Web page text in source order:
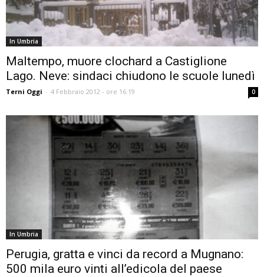
In Umbria
Maltempo, muore clochard a Castiglione
Lago. Neve: sindaci chiudono le scuole lunedì
Terni Oggi - 4 Febbraio 2012 - ore 16:19 0
In Umbria
Perugia, gratta e vinci da record a Mugnano:
500 mila euro vinti all’edicola del paese